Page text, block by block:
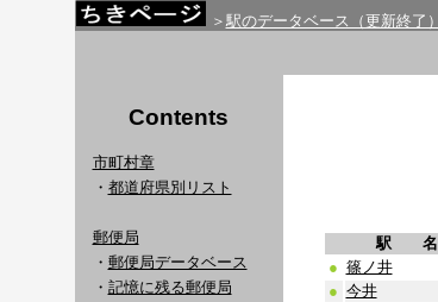
＞ 駅のデータベース（更新終了）
Contents
市町村章
・ 都道府県別リスト
郵便局
・ 郵便局データベース
・ 記憶に残る郵便局
駅 名
● 篠ノ井
● 今井